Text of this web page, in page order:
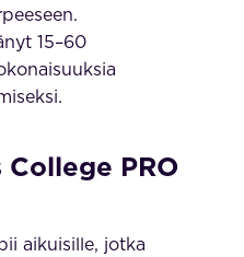
15–60
College PRO
aikuisille, jotka